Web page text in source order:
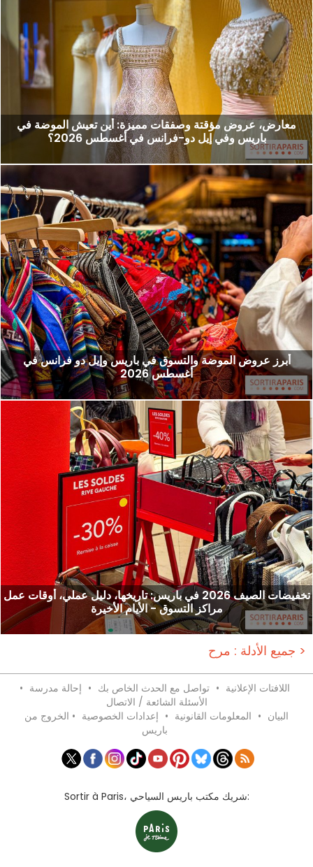
معارض، عروض مؤقتة وصفقات مميزة: أين تعيش الموضة في
باريس وفي إيل دو-فرانس في أغسطس 2026؟
أبرز عروض الموضة والتسوق في باريس وإيل دو فرانس في
أغسطس 2026
تخفيضات الصيف 2026 في باريس: تاريخها، دليل عملي، أوقات عمل
مراكز التسوق - الأيام الأخيرة
جميع الأدلة : مرح >
اللافتات الإعلانية • تواصل مع الحدث الخاص بك • إحالة مدرسة •
الأسئلة الشائعة / الاتصال
البيان • المعلومات القانونية • إعدادات الخصوصية • الخروج من
باريس
Sortir à Paris، شريك مكتب باريس السياحي: